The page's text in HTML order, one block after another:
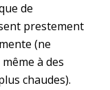
de
prestement
(ne
à des
chaudes).